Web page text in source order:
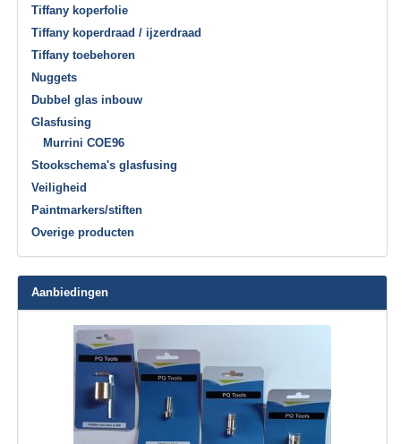
Tiffany koperfolie
Tiffany koperdraad / ijzerdraad
Tiffany toebehoren
Nuggets
Dubbel glas inbouw
Glasfusing
Murrini COE96
Stookschema's glasfusing
Veiligheid
Paintmarkers/stiften
Overige producten
Aanbiedingen